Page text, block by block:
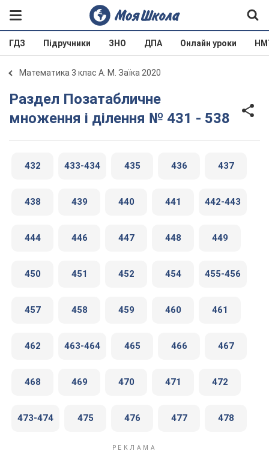
ГДЗ Підручники ЗНО ДПА Онлайн уроки
Математика 3 клас А. М. Заїка 2020
Раздел Позатабличне
множення і ділення № 431 - 538
432 433-434 435 436 437
438 439 440 441 442-443
444 446 447 448 449
450 451 452 454 455-456
457 458 459 460 461
462 463-464 465 466 467
468 469 470 471 472
473-474 475 476 477 478